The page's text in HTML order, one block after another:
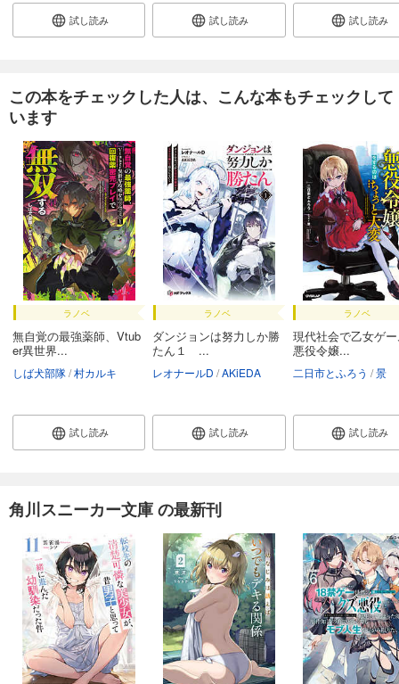
試し読み 試し読み 試し読み
この本をチェックした人は、こんな本もチェックして
います
ラノベ
無自覚の最強薬師、Vtub
er異世界...
しば犬部隊 村カルキ
試し読み
ラノベ
ダンジョンは努力しか勝
たん１ ...
レオナールD AKiEDA
試し読み
ラノベ
現代社会で乙女ゲ
悪役令嬢...
二日市とふろう 景
試し読み
角川スニーカー文庫 の最新刊